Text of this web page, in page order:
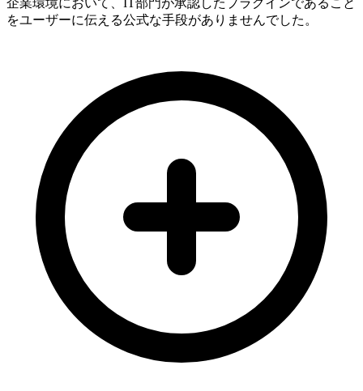
をユーザーに伝える公式な手段がありませんでした。